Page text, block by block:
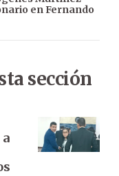
en Fernando
sección